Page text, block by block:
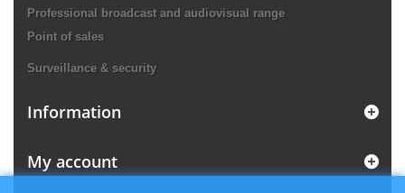
Professional broadcast and audiovisual range
Point of sales
Surveillance & security
Information
My account